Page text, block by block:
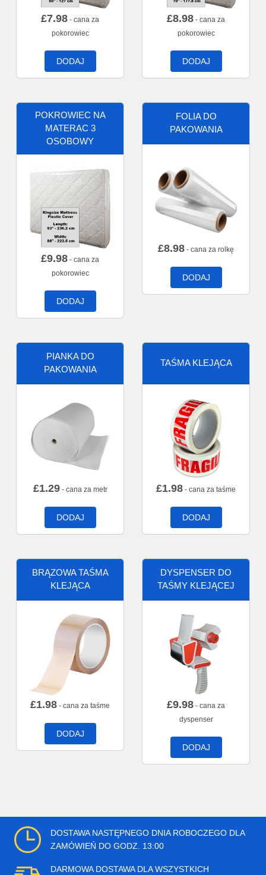
£7.98 - cana za
pokorowiec
DODAJ
£8.98 - cana za
pokorowiec
DODAJ
POKROWIEC NA
MATERAC 3
OSOBOWY
£9.98 - cana za
pokorowiec
DODAJ
FOLIA DO
PAKOWANIA
£8.98 - cana za rolkę
DODAJ
PIANKA DO
PAKOWANIA
£1.29- cana za metr
DODAJ
TAŚMA KLEJĄCA
£1.98 - cana za taśme
DODAJ
BRĄZOWA TAŚMA
KLEJĄCA
£1.98 - cana za taśme
DODAJ
DYSPENSER DO
TAŚMY KLEJĄCEJ
£9.98 - cana za
dyspenser
DODAJ
DOSTAWA NASTĘPNEGO DNIA ROBOCZEGO DLA
ZAMÓWIEŃ DO GODZ. 13:00
DARMOWA DOSTAWA DLA WSZYSTKICH